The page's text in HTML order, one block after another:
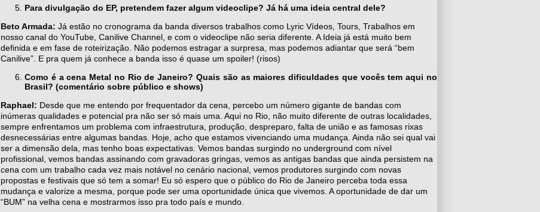
Para divulgação do EP, pretendem fazer algum videoclipe? Já há uma ideia central dele?
Beto Armada: Já estão no cronograma da banda diversos trabalhos como Lyric Vídeos, Tours, Trabalhos em
nosso canal do YouTube, Canilive Channel, e com o videoclipe não seria diferente. A Ideia já está muito bem
definida e em fase de roteirização. Não podemos estragar a surpresa, mas podemos adiantar que será “bem
Canilive”. E pra quem já conhece a banda isso é quase um spoiler! (risos)
Como é a cena Metal no Rio de Janeiro? Quais são as maiores dificuldades que vocês tem aqui no
Brasil? (comentário sobre público e shows)
Raphael: Desde que me entendo por frequentador da cena, percebo um número gigante de bandas com
inúmeras qualidades e potencial pra não ser só mais uma. Aqui no Rio, não muito diferente de outras localidades,
sempre enfrentamos um problema com infraestrutura, produção, despreparo, falta de união e as famosas rixas
desnecessárias entre algumas bandas. Hoje, acho que estamos vivenciando uma mudança. Ainda não sei qual vai
ser a dimensão dela, mas tenho boas expectativas. Vemos bandas surgindo no underground com nível
profissional, vemos bandas assinando com gravadoras gringas, vemos as antigas bandas que ainda persistem na
cena com um trabalho cada vez mais notável no cenário nacional, vemos produtores surgindo com novas
propostas e festivais que só tem a somar! Eu só espero que o público do Rio de Janeiro perceba toda essa
mudança e valorize a mesma, porque pode ser uma oportunidade única que vivemos. A oportunidade de dar um
“BUM” na velha cena e mostrarmos isso pra todo país e mundo.